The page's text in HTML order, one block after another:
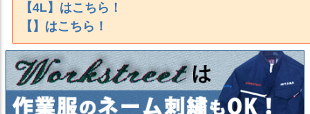
【4L】はこちら！
【】はこちら！